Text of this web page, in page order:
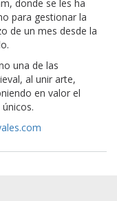
donde se les ha
para gestionar la
de un mes desde la
una de las
al unir arte,
en valor el